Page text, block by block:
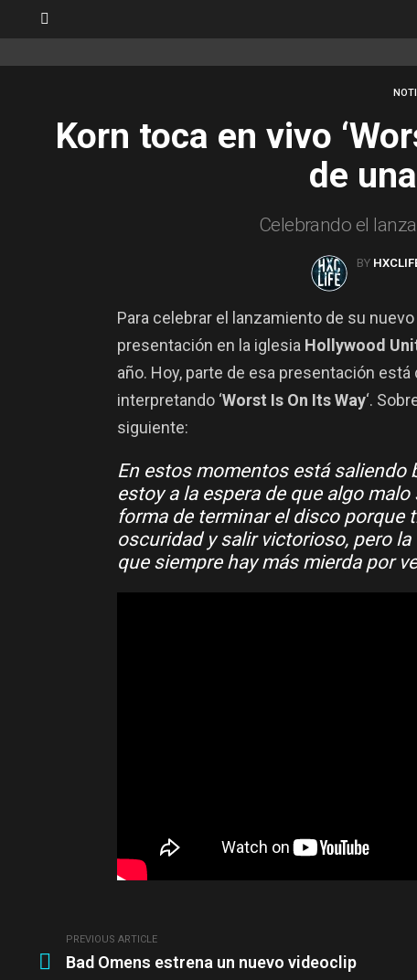
Korn toca en vivo
de
Celebrando el
BY
Para celebrar el lanzamiento de su
presentación en la iglesia Hollywood
año. Hoy, parte de esa presentación
interpretando ‘Worst Is On Its Way‘.
siguiente:
En estos momentos está saliendo
estoy a la espera de que algo
forma de terminar el disco porque
oscuridad y salir victorioso, pero
que siempre hay más mierda por
more
PREVIOUS ARTICLE
Bad Omens estrena un nuevo videoclip